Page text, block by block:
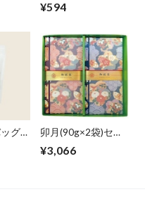
¥594
グ
卯月(90g×2袋)セッ
ト
¥3,066